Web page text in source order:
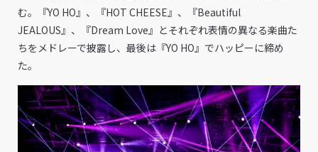
む。『YO HO』、『HOT CHEESE』、『Beautiful
JEALOUS』、『Dream Love』とそれぞれ表情の異なる楽曲た
ちをメドレーで披露し、最後は『YO HO』でハッピーに締め
た。